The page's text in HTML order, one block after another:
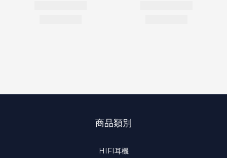
商品類別
HIFI耳機